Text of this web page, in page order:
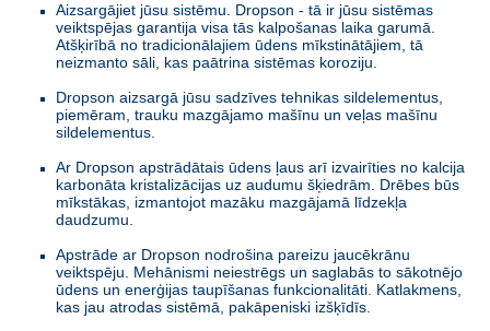
Aizsargājiet jūsu sistēmu. Dropson - tā ir jūsu sistēmas
veiktspējas garantija visa tās kalpošanas laika garumā.
Atšķirībā no tradicionālajiem ūdens mīkstinātājiem, tā
neizmanto sāli, kas paātrina sistēmas koroziju.
Dropson aizsargā jūsu sadzīves tehnikas sildelementus,
piemēram, trauku mazgājamo mašīnu un veļas mašīnu
sildelementus.
Ar Dropson apstrādātais ūdens ļaus arī izvairīties no kalcija
karbonāta kristalizācijas uz audumu šķiedrām. Drēbes būs
mīkstākas, izmantojot mazāku mazgājamā līdzekļa
daudzumu.
Apstrāde ar Dropson nodrošina pareizu jaucēkrānu
veiktspēju. Mehānismi neiestrēgs un saglabās to sākotnējo
ūdens un enerģijas taupīšanas funkcionalitāti. Katlakmens,
kas jau atrodas sistēmā, pakāpeniski izšķīdīs.